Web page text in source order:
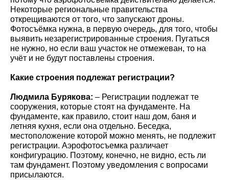
Некоторые региональные правительства
открещиваются от того, что запускают дроны.
Фотосъёмка нужна, в первую очередь, для того, чтобы
выявить незарегистрированные строения. Пугаться
не нужно, но если ваш участок не отмежеван, то на
учёт и не будут поставлены строения.
Какие строения подлежат регистрации?
Людмила Бурякова: – Регистрации подлежат те
сооружения, которые стоят на фундаменте. На
фундаменте, как правило, стоит наш дом, баня и
летняя кухня, если она отдельно. Беседка,
местоположение которой можно менять, не подлежит
регистрации. Аэрофотосъемка различает
конфигурацию. Поэтому, конечно, не видно, есть ли
там фундамент. Поэтому уведомления с вопросами
присылаются.